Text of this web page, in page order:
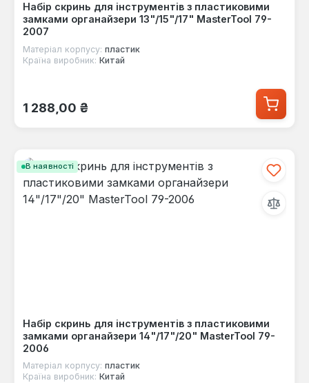
Набір скринь для інструментів з пластиковими
замками органайзери 13"/15"/17" MasterTool 79-
2007
Матеріал корпусу: пластик
Країна виробник: Китай
Звичайна ціна:
1 288,00 ₴
В наявності
Набір скринь для інструментів з пластиковими
замками органайзери 14"/17"/20" MasterTool 79-
2006
Матеріал корпусу: пластик
Країна виробник: Китай